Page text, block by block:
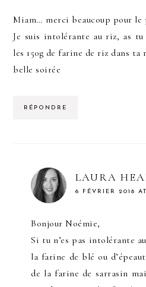
Miam… merci beaucoup pour le
Je suis intolérante au riz, as
les 150g de farine de riz dans ta
belle soirée
RÉPONDRE
LAURA
6 FÉVRIER 2018
Bonjour Noémie,
Si tu n’es pas intolérante
la farine de blé ou
de la farine de sarrasin